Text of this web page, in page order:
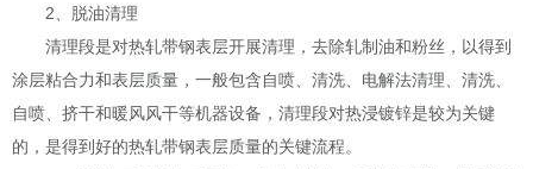
2、脱油清理
清理段是对热轧带钢表层开展清理，去除轧制油和粉丝，以得到
涂层粘合力和表层质量，一般包含自喷、清洗、电解法清理、清洗、
自喷、挤干和暖风风干等机器设备，清理段对热浸镀锌是较为关键
的，是得到好的热轧带钢表层质量的关键流程。